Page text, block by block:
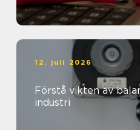
12. juli 2026
Förstå vikten av
industri